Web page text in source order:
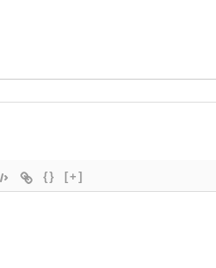
{} [+]